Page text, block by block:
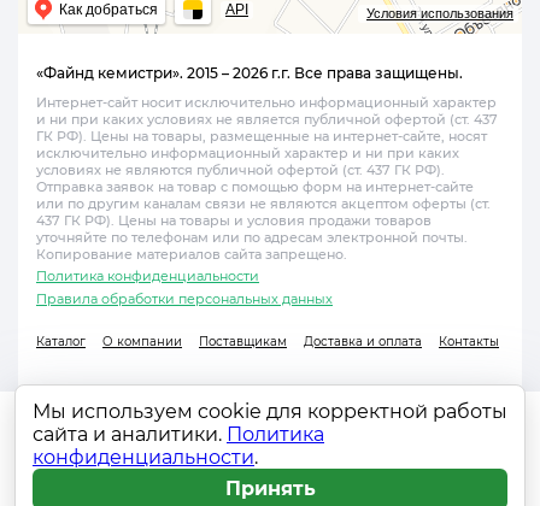
Условия использования
Как добраться API
«Файнд кемистри». 2015 – 2026 г.г. Все права защищены.
Интернет-сайт носит исключительно информационный характер
и ни при каких условиях не является публичной офертой (ст. 437
ГК РФ). Цены на товары, размещенные на интернет-сайте, носят
исключительно информационный характер и ни при каких
условиях не являются публичной офертой (ст. 437 ГК РФ).
Отправка заявок на товар с помощью форм на интернет-сайте
или по другим каналам связи не являются акцептом оферты (ст.
437 ГК РФ). Цены на товары и условия продажи товаров
уточняйте по телефонам или по адресам электронной почты.
Копирование материалов сайта запрещено.
Политика конфиденциальности
Правила обработки персональных данных
Каталог О компании Поставщикам Доставка и оплата Контакты
Мы используем cookie для корректной работы
сайта и аналитики. Политика
конфиденциальности.
Принять